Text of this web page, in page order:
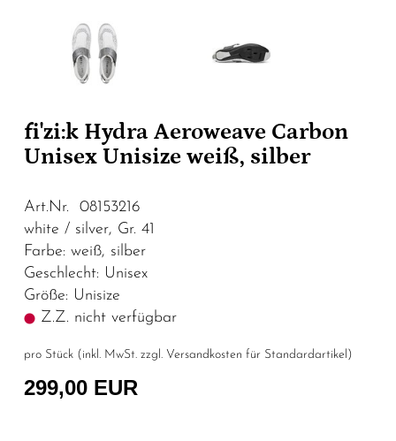
fi'zi:k Hydra Aeroweave Carbon
Unisex Unisize weiß, silber
Art.Nr. 08153216
white / silver, Gr. 41
Farbe: weiß, silber
Geschlecht: Unisex
Größe: Unisize
Z.Z. nicht verfügbar
pro Stück (inkl. MwSt. zzgl. Versandkosten für Standardartikel )
299,00 EUR